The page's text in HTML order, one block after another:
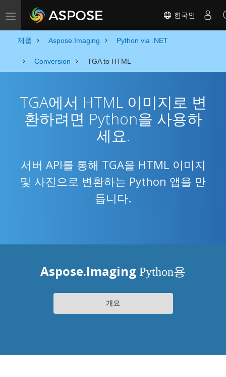
Toggle navigation 한국인
제품 Aspose.Imaging Python via .NET
Conversion TGA to HTML
TGA에서 HTML 이미지로 변
환하려면 Python을 사용하
세요.
서버 API를 통해 TGA을 HTML 이미지
및 사진으로 변환하는 Python 앱을 만
듭니다.
Aspose.Imaging Python용
개요